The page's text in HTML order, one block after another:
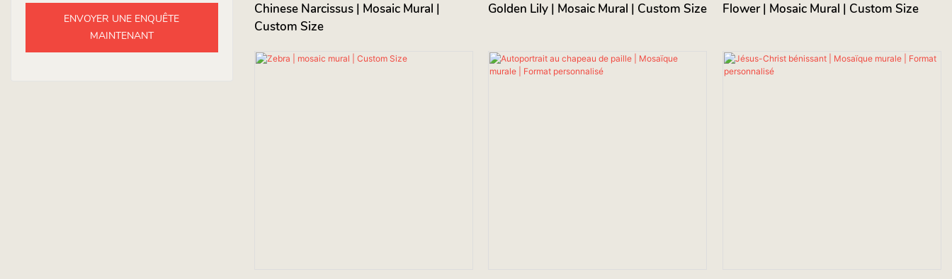
ENVOYER UNE ENQUÊTE
MAINTENANT
Chinese Narcissus | Mosaic Mural |
Custom Size
Golden Lily | Mosaic Mural | Custom Size Flower | Mosaic Mural | Custom Size